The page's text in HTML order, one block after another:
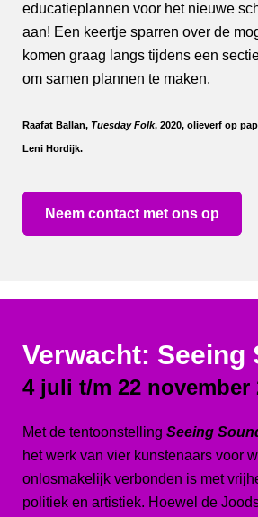
educatieplannen voor het nieuwe
aan! Een keertje sparren over de
komen graag langs tijdens een
om samen plannen te maken.
Raafat Ballan, Tuesday Folk, 2020, olieverf op
Leni Hordijk.
Neem contact met ons op
Verwacht: Seeing
4 juli t/m 22 november
Met de tentoonstelling Seeing
het werk van vier kunstenaars voor
onlosmakelijk verbonden is met
politiek en artistiek. Hoewel de